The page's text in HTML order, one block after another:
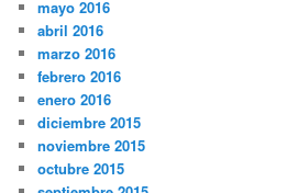
mayo 2016
abril 2016
marzo 2016
febrero 2016
enero 2016
diciembre 2015
noviembre 2015
octubre 2015